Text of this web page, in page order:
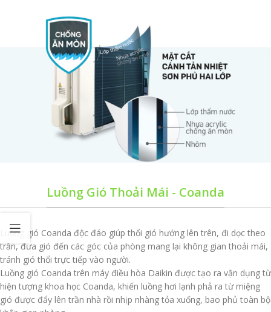
Luồng Gió Thoải Mái - Coanda
Luồng gió Coanda độc đáo giúp thổi gió hướng lên trên, đi dọc theo
trần, đưa gió đến các góc của phòng mang lại không gian thoải mái,
tránh gió thổi trực tiếp vào người.
Luồng gió Coanda trên máy điều hòa Daikin được tạo ra vận dụng từ
hiện tượng khoa học Coanda, khiến luồng hơi lạnh phả ra từ miệng
gió được đẩy lên trần nhà rồi nhịp nhàng tỏa xuống, bao phủ toàn bộ